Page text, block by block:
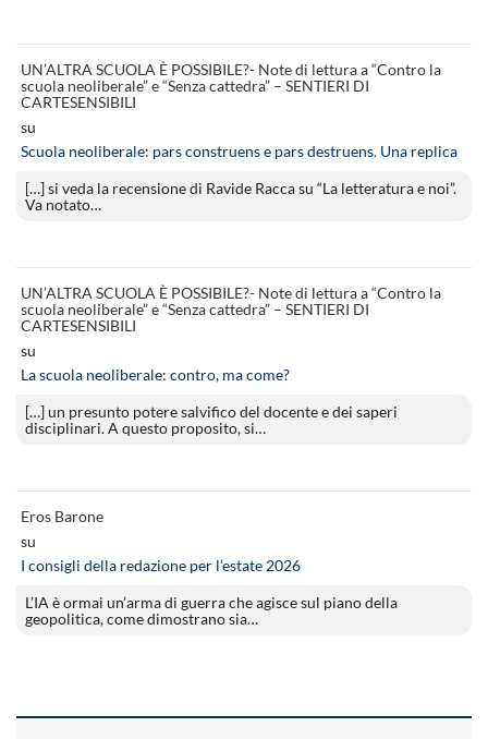
UN’ALTRA SCUOLA È POSSIBILE?- Note di lettura a “Contro la
scuola neoliberale” e “Senza cattedra” – SENTIERI DI
CARTESENSIBILI
su
Scuola neoliberale: pars construens e pars destruens. Una replica
[…] si veda la recensione di Ravide Racca su “La letteratura e noi”.
Va notato…
UN’ALTRA SCUOLA È POSSIBILE?- Note di lettura a “Contro la
scuola neoliberale” e “Senza cattedra” – SENTIERI DI
CARTESENSIBILI
su
La scuola neoliberale: contro, ma come?
[…] un presunto potere salvifico del docente e dei saperi
disciplinari. A questo proposito, si…
Eros Barone
su
I consigli della redazione per l’estate 2026
L’IA è ormai un’arma di guerra che agisce sul piano della
geopolitica, come dimostrano sia…